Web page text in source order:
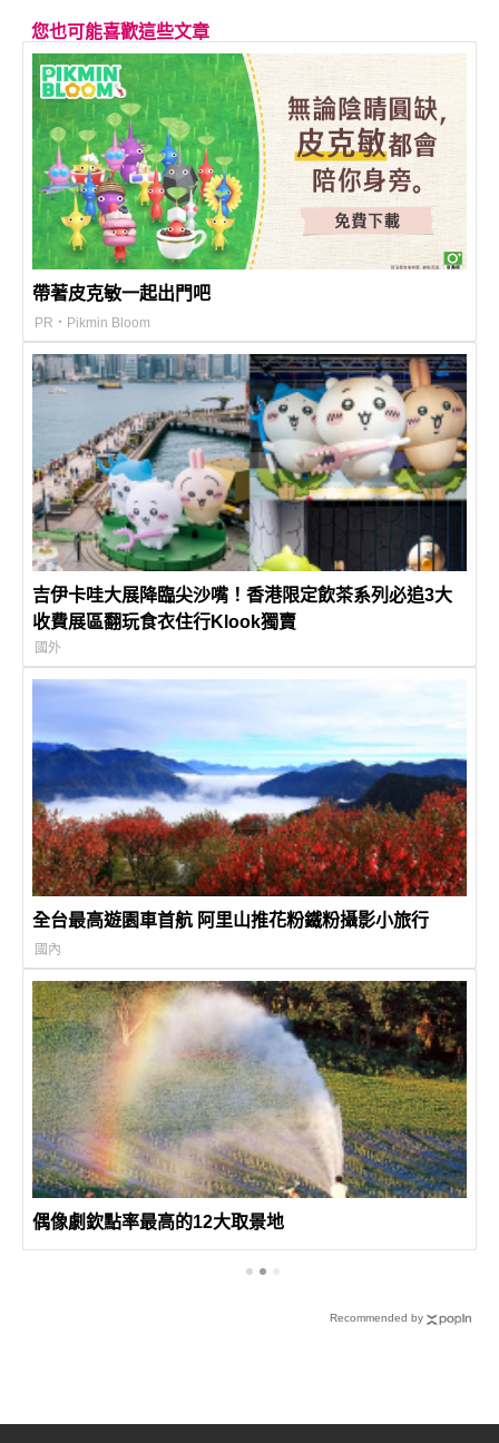
您也可能喜歡這些文章
帶著皮克敏一起出門吧
PR・Pikmin Bloom
吉伊卡哇大展降臨尖沙嘴！香港限定飲茶系列必追3大
收費展區翻玩食衣住行Klook獨賣
國外
全台最高遊園車首航 阿里山推花粉鐵粉攝影小旅行
國內
偶像劇欽點率最高的12大取景地
Recommended by